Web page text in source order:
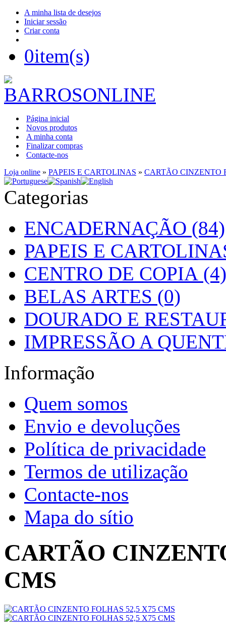
A minha lista de desejos
Iniciar sessão
Criar conta
0item(s)
Página inicial
Novos produtos
A minha conta
Finalizar compras
Contacte-nos
Loja online » PAPEIS E CARTOLINAS » CARTÃO CINZENTO
Categorias
ENCADERNAÇÃO (84)
PAPEIS E
CENTRO DE COPIA (4)
BELAS ARTES (0)
DOURADO E
IMPRESSÃO A
Informação
Quem somos
Envio e devoluções
Política de privacidade
Termos de utilização
Contacte-nos
Mapa do sítio
CARTÃO
CMS